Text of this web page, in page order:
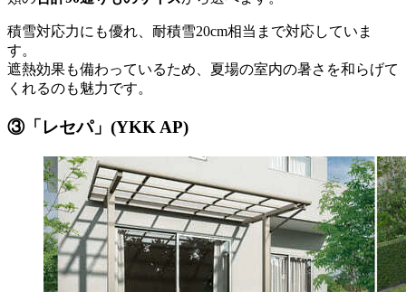
積雪対応力にも優れ、耐積雪20cm相当まで対応していま
す。
遮熱効果も備わっているため、夏場の室内の暑さを和らげて
くれるのも魅力です。
③「レセパ」(YKK AP)